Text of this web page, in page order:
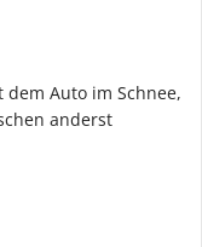
dem Auto im Schnee,
anderst